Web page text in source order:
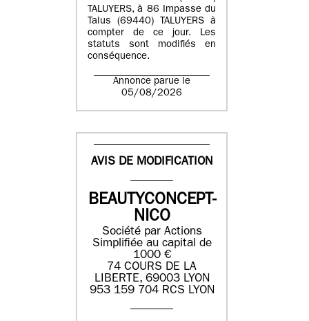
TALUYERS, à 86 Impasse du
Talus (69440) TALUYERS à
compter de ce jour. Les
statuts sont modifiés en
conséquence.
Annonce parue le
05/08/2026
AVIS DE MODIFICATION
BEAUTYCONCEPT-
NICO
Société par Actions
Simplifiée au capital de
1000 €
74 COURS DE LA
LIBERTE, 69003 LYON
953 159 704 RCS LYON